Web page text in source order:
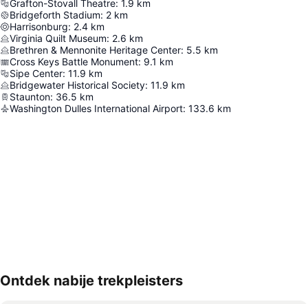
Grafton-Stovall Theatre: 1.9 km
Bridgeforth Stadium: 2 km
Harrisonburg: 2.4 km
Virginia Quilt Museum: 2.6 km
Brethren & Mennonite Heritage Center: 5.5 km
Cross Keys Battle Monument: 9.1 km
Sipe Center: 11.9 km
Bridgewater Historical Society: 11.9 km
Staunton: 36.5 km
Washington Dulles International Airport: 133.6 km
Kaart uitvouwen
Ontdek nabije trekpleisters